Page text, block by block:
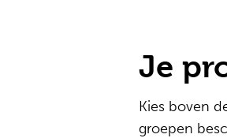
Je
Kies boven
groepen